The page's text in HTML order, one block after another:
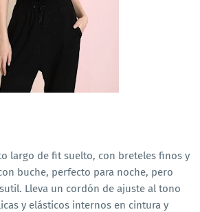
largo de fit suelto, con breteles finos y
buche, perfecto para noche, pero
Lleva un cordón de ajuste al tono
y elásticos internos en cintura y